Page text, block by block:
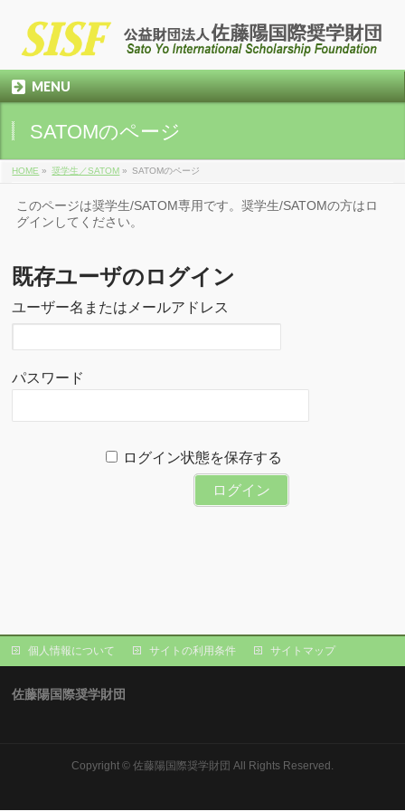
MENU
SATOMのページ
HOME » 奨学生／SATOM » SATOMのページ
このページは奨学生/SATOM専用です。奨学生/SATOMの方はロ
グインしてください。
既存ユーザのログイン
ユーザー名またはメールアドレス
パスワード
ログイン状態を保存する
個人情報について サイトの利用条件 サイトマップ
佐藤陽国際奨学財団
Copyright © 佐藤陽国際奨学財団 All Rights Reserved.